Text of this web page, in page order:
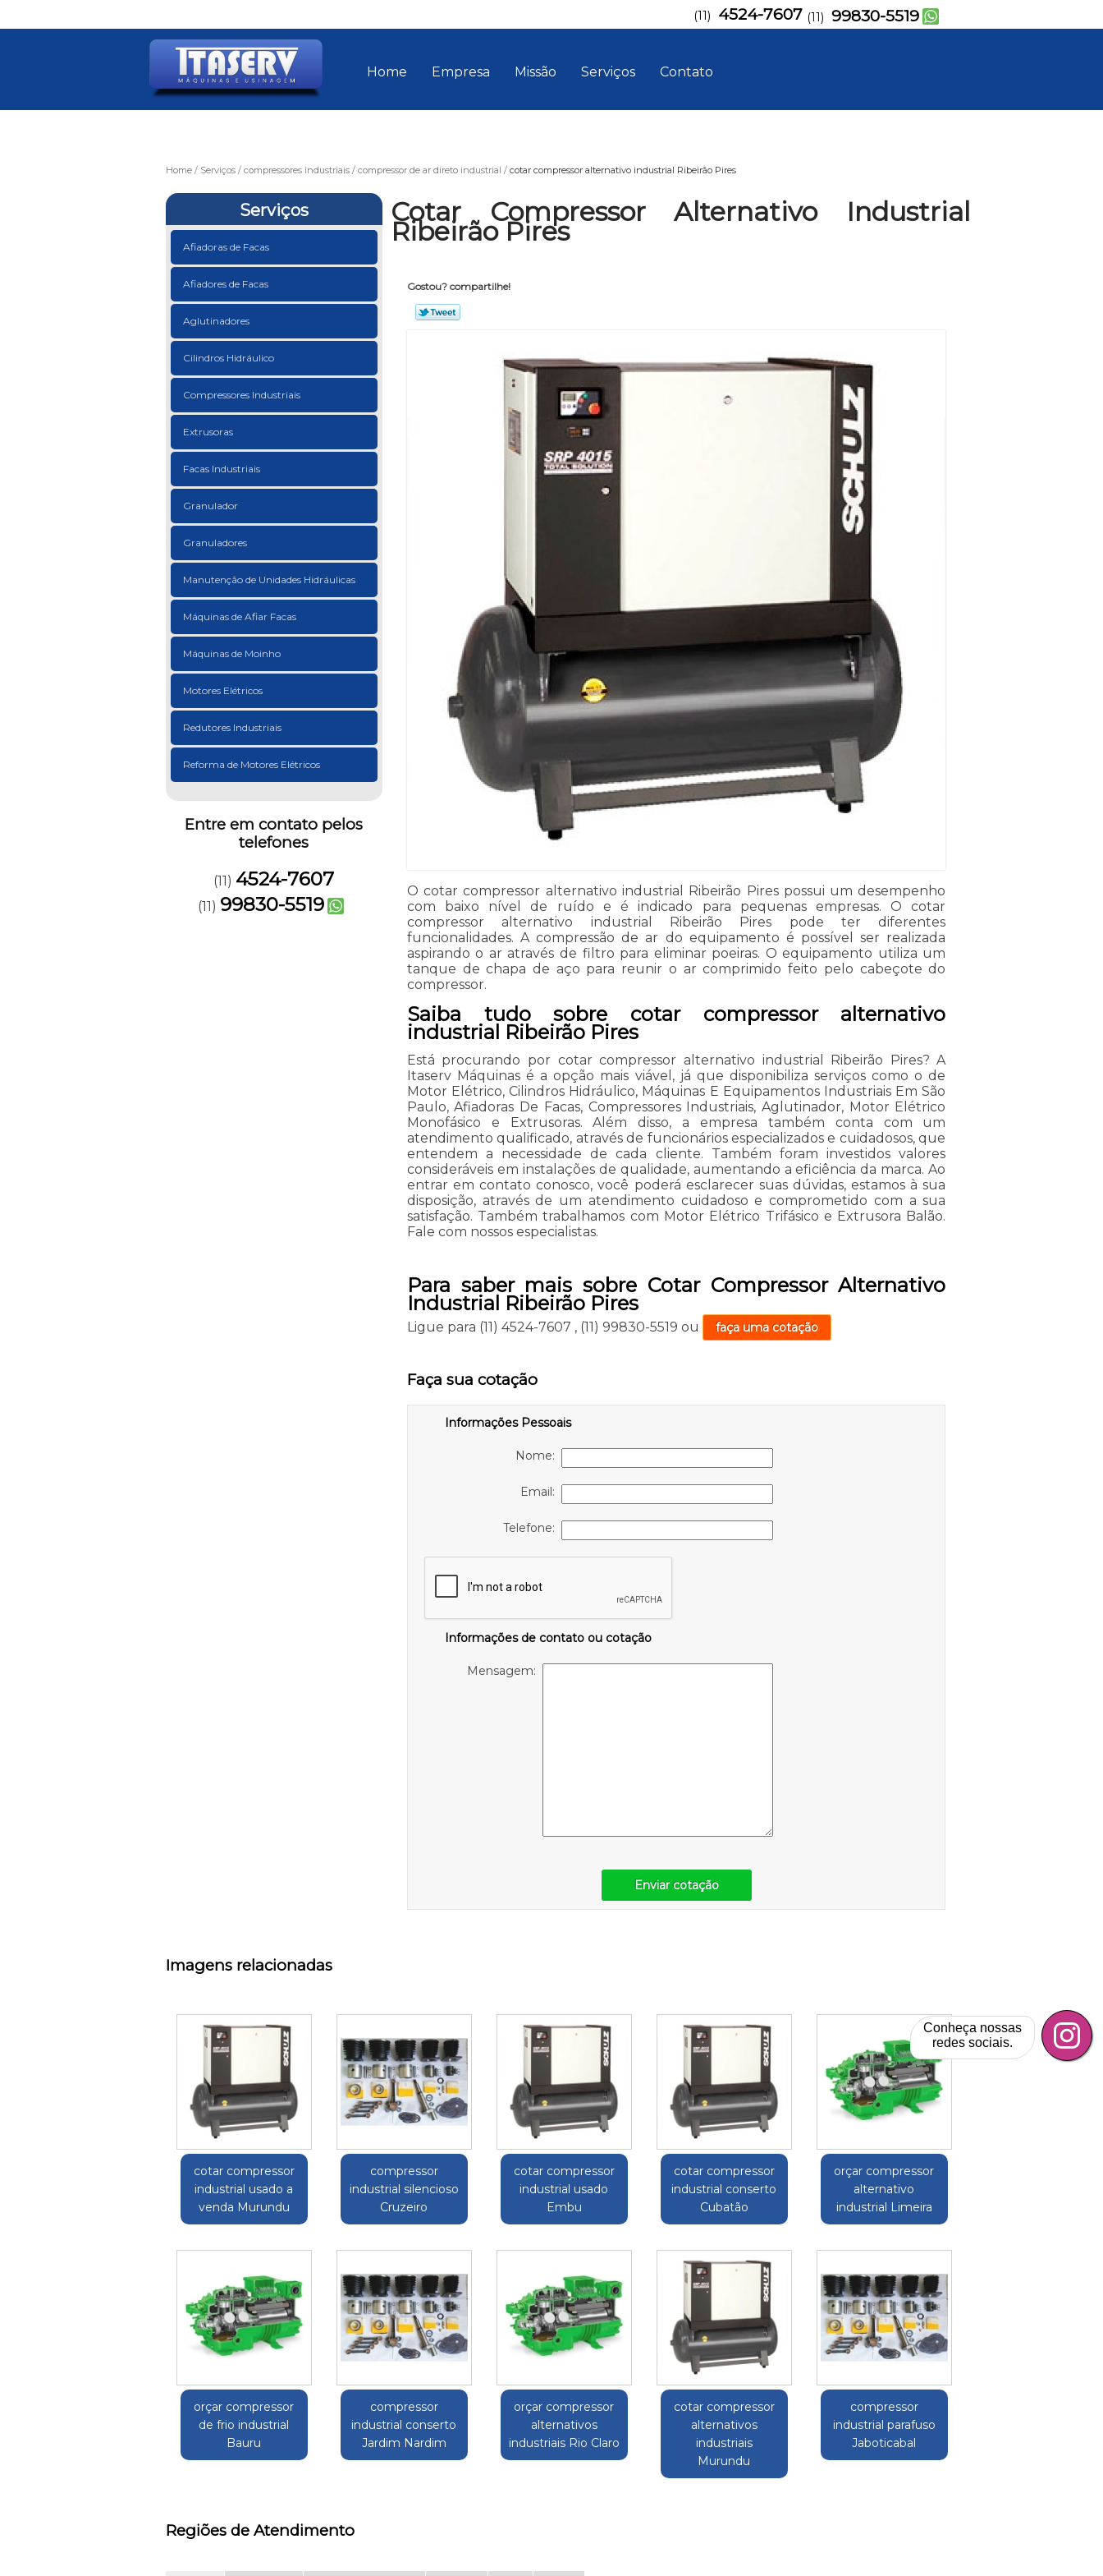
Home Empresa Missão Serviços Contato
(11) 4524-7607 (11) 99830-5519
Home Serviços compressores industriais compressor de ar direto industrial cotar compressor alternativo industrial Ribeirão Pires
Serviços
Afiadoras de Facas
Afiadores de Facas
Aglutinadores
Cilindros Hidráulico
Compressores Industriais
Extrusoras
Facas Industriais
Granulador
Granuladores
Manutenção de Unidades Hidráulicas
Máquinas de Afiar Facas
Máquinas de Moinho
Motores Elétricos
Redutores Industriais
Reforma de Motores Elétricos
Entre em contato pelos
telefones
(11) 4524-7607
(11) 99830-5519
Cotar Compressor Alternativo Industrial
Ribeirão Pires
Gostou? compartilhe!
O cotar compressor alternativo industrial Ribeirão Pires possui um desempenho
com baixo nível de ruído e é indicado para pequenas empresas. O cotar
compressor alternativo industrial Ribeirão Pires pode ter diferentes
funcionalidades. A compressão de ar do equipamento é possível ser realizada
aspirando o ar através de filtro para eliminar poeiras. O equipamento utiliza um
tanque de chapa de aço para reunir o ar comprimido feito pelo cabeçote do
compressor.
Saiba tudo sobre cotar compressor alternativo
industrial Ribeirão Pires
Está procurando por cotar compressor alternativo industrial Ribeirão Pires? A
Itaserv Máquinas é a opção mais viável, já que disponibiliza serviços como o de
Motor Elétrico, Cilindros Hidráulico, Máquinas E Equipamentos Industriais Em São
Paulo, Afiadoras De Facas, Compressores Industriais, Aglutinador, Motor Elétrico
Monofásico e Extrusoras. Além disso, a empresa também conta com um
atendimento qualificado, através de funcionários especializados e cuidadosos, que
entendem a necessidade de cada cliente. Também foram investidos valores
consideráveis em instalações de qualidade, aumentando a eficiência da marca. Ao
entrar em contato conosco, você poderá esclarecer suas dúvidas, estamos à sua
disposição, através de um atendimento cuidadoso e comprometido com a sua
satisfação. Também trabalhamos com Motor Elétrico Trifásico e Extrusora Balão.
Fale com nossos especialistas.
Para saber mais sobre Cotar Compressor Alternativo
Industrial Ribeirão Pires
Ligue para (11) 4524-7607 , (11) 99830-5519 ou faça uma cotação
Faça sua cotação
Informações Pessoais
Nome:
Email:
Telefone:
Informações de contato ou cotação
Mensagem:
Enviar cotação
Imagens relacionadas
cotar compressor
industrial usado a
venda Murundu
compressor
industrial silencioso
Cruzeiro
cotar compressor
industrial usado
Embu
cotar compressor
industrial conserto
Cubatão
orçar compressor
alternativo
industrial Limeira
orçar compressor
de frio industrial
Bauru
compressor
industrial conserto
Jardim Nardim
orçar compressor
alternativos
industriais Rio Claro
cotar compressor
alternativos
industriais
Murundu
compressor
industrial parafuso
Jaboticabal
Regiões de Atendimento
Conheça nossas
redes sociais.